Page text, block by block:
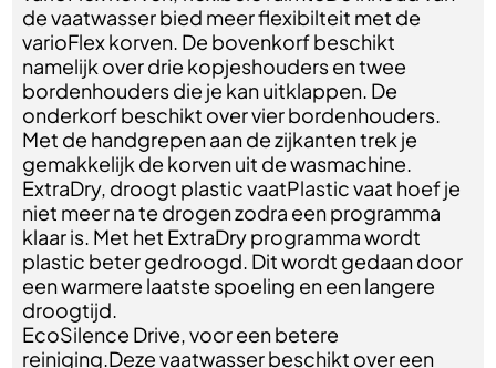
de vaatwasser bied meer flexibilteit met de
varioFlex korven. De bovenkorf beschikt
namelijk over drie kopjeshouders en twee
bordenhouders die je kan uitklappen. De
onderkorf beschikt over vier bordenhouders.
Met de handgrepen aan de zijkanten trek je
gemakkelijk de korven uit de wasmachine.
ExtraDry, droogt plastic vaatPlastic vaat hoef je
niet meer na te drogen zodra een programma
klaar is. Met het ExtraDry programma wordt
plastic beter gedroogd. Dit wordt gedaan door
een warmere laatste spoeling en een langere
droogtijd.
EcoSilence Drive, voor een betere
reiniging.Deze vaatwasser beschikt over een